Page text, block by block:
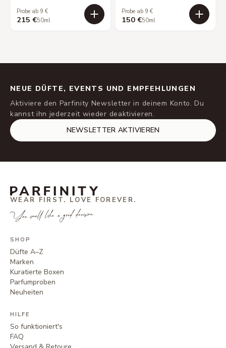
Probe ab 9 €
215 €50ml
Probe ab 9 €
150 €50ml
NEUE DÜFTE, EVENTS UND EMPFEHLUNGEN
Aktiviere den Parfinity Newsletter in deinem Konto. Du
kannst ihn jederzeit wieder deaktivieren.
NEWSLETTER AKTIVIEREN
WEAR FIRST. LOVE FOREVER.
You smell like a good decision.
SHOP
Düfte A–Z
Marken
Kuratierte Boxen
Parfumproben
Neuheiten
HILFE
So funktioniert's
FAQ